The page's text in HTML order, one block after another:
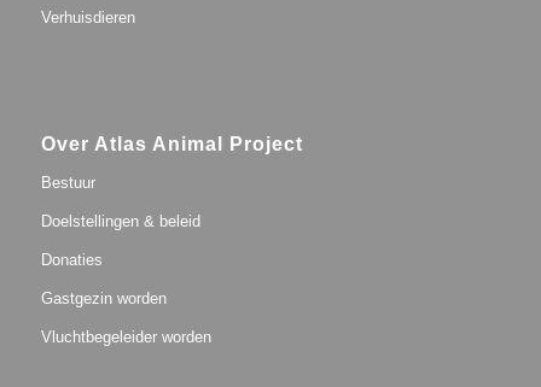
Verhuisdieren
Over Atlas Animal Project
Bestuur
Doelstellingen & beleid
Donaties
Gastgezin worden
Vluchtbegeleider worden